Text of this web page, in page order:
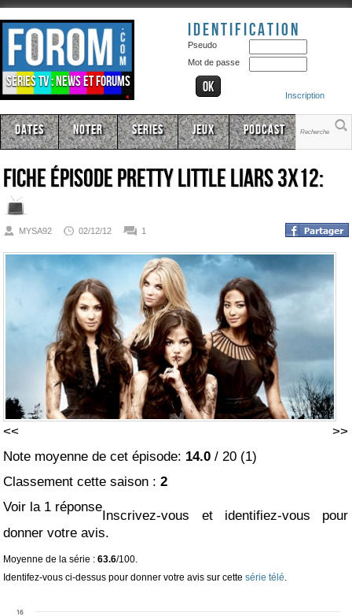
Séries TV : news et forums
Identification
Pseudo
Mot de passe
Inscription
Dates Noter Series Jeux Podcast
Fiche épisodePretty Little Liars 3x12:
MYSA92 02/12/12 1
<<
>>
Note moyenne de cet épisode: 14.0 / 20 (1)
Classement cette saison :2
Voir la 1 réponse
Inscrivez-vous et identifiez-vous pour
donner votre avis.
Moyenne de la série :63.6/100.
Identifez-vous ci-dessus pour donner votre avis sur cettesérie télé
16